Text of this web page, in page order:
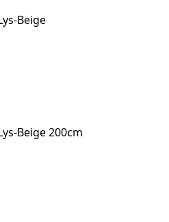
Beige
Beige 200cm